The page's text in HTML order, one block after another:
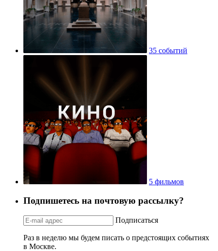
35 событий
5 фильмов
Подпишетесь на почтовую рассылку?
Подписаться
Раз в неделю мы будем писать о предстоящих событиях
в Москве.